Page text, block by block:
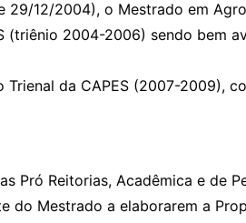
29/12/2004), o Mestrado em
(triênio 2004-2006) sendo bem
da CAPES (2007-2009),
Pró Reitorias, Acadêmica e de
do Mestrado a elaborarem a